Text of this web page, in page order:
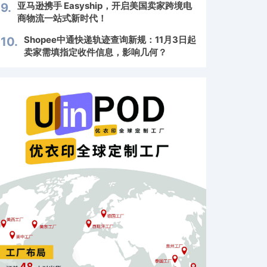
9. 亚马逊携手 Easyship，开启美国卖家跨境电
商物流一站式新时代！
10. Shopee中通快递轨迹查询新规：11月3日起
卖家需填指定收件信息，影响几何？